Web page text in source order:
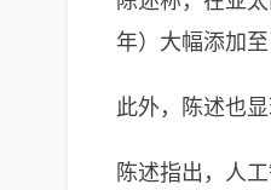
年）大幅添加至
此外，陈述也
陈述指出，人